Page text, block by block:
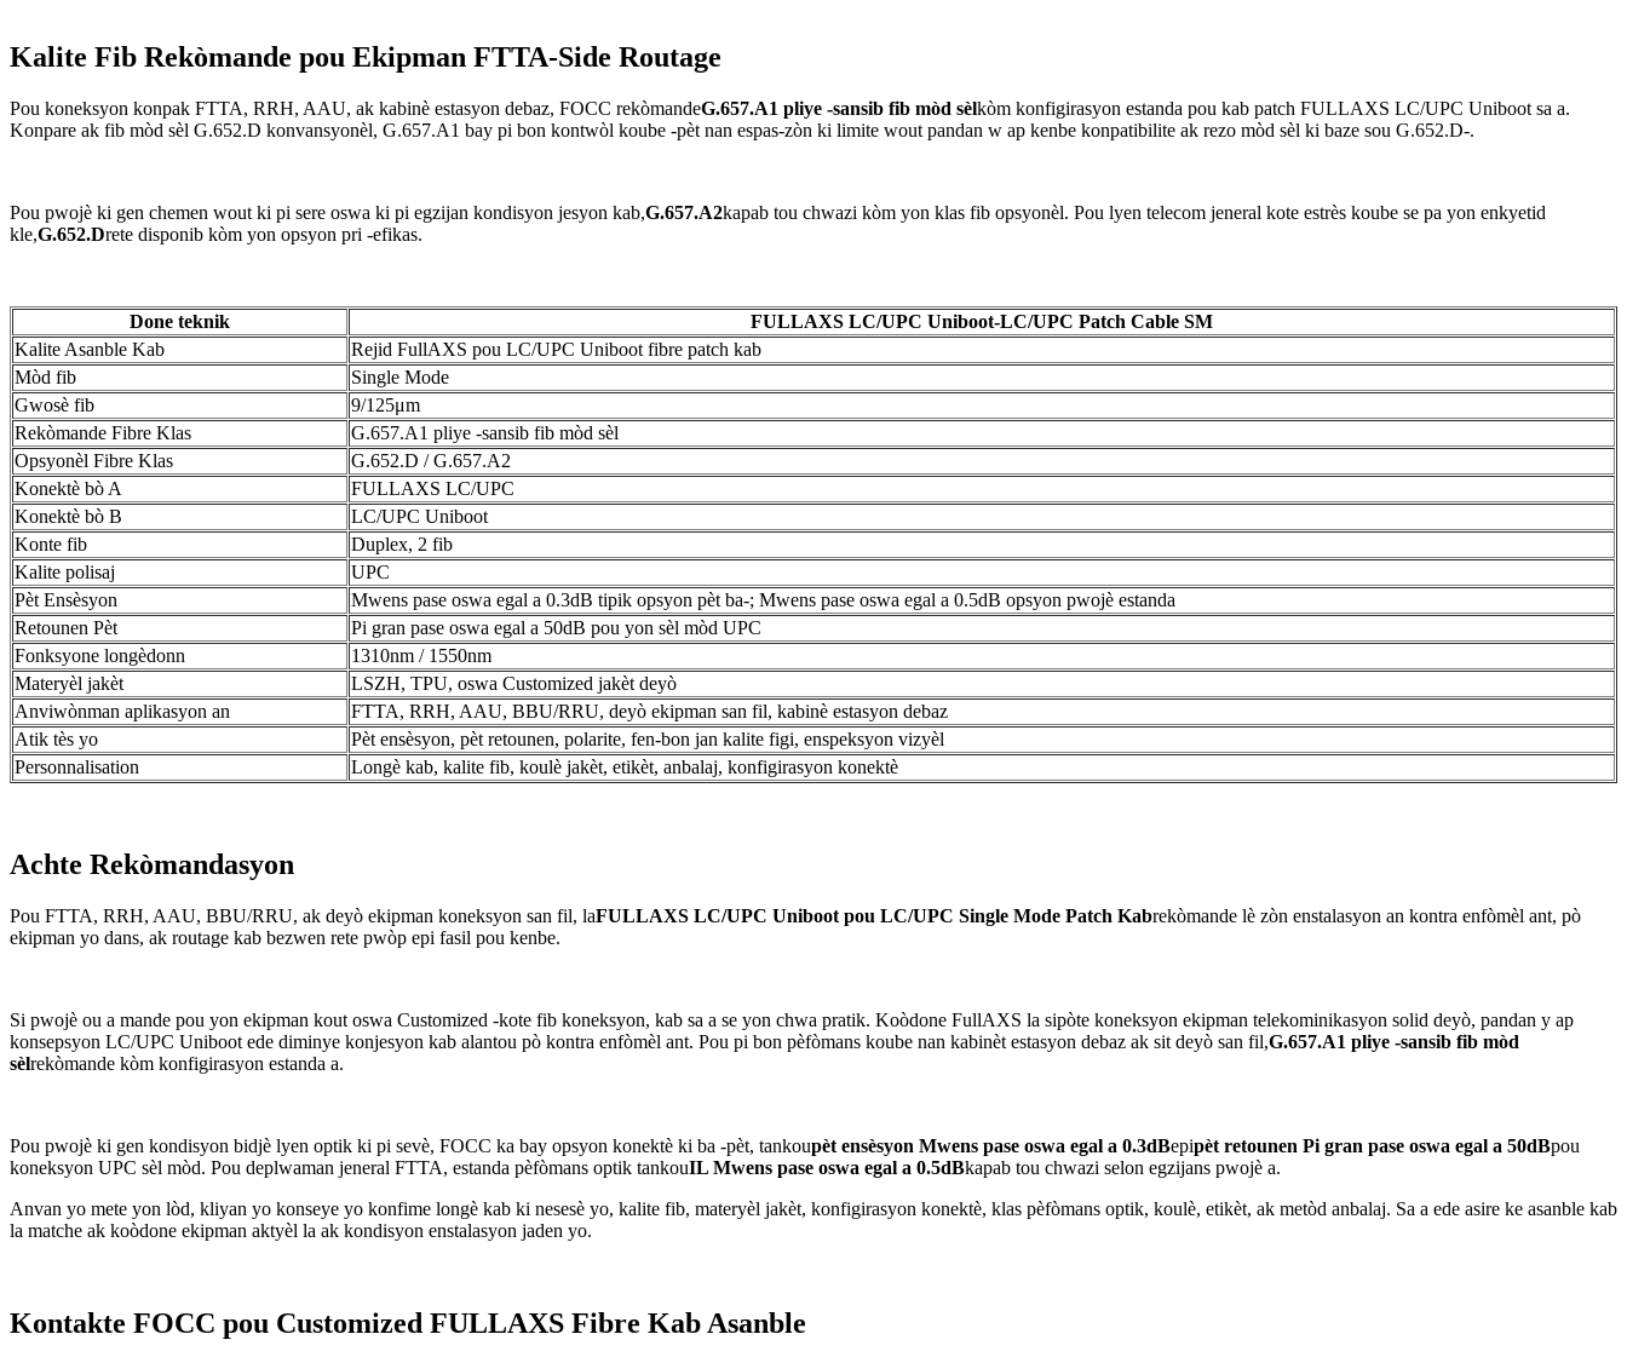
Kalite Fib Rekòmande pou Ekipman FTTA-Side Routage
Pou koneksyon konpak FTTA, RRH, AAU, ak kabinè estasyon debaz, FOCC rekòmandeG.657.A1 pliye -sansib fib mòd sèlkòm konfigirasyon estanda pou kab patch FULLAXS LC/UPC Uniboot sa a.
Konpare ak fib mòd sèl G.652.D konvansyonèl, G.657.A1 bay pi bon kontwòl koube -pèt nan espas-zòn ki limite wout pandan w ap kenbe konpatibilite ak rezo mòd sèl ki baze sou G.652.D-.
Pou pwojè ki gen chemen wout ki pi sere oswa ki pi egzijan kondisyon jesyon kab,G.657.A2kapab tou chwazi kòm yon klas fib opsyonèl. Pou lyen telecom jeneral kote estrès koube se pa yon enkyetid
kle,G.652.Drete disponib kòm yon opsyon pri -efikas.
Done teknik
FULLAXS LC/UPC Uniboot-LC/UPC Patch Cable SM
Kalite Asanble Kab
Rejid FullAXS pou LC/UPC Uniboot fibre patch kab
Mòd fib
Single Mode
Gwosè fib
9/125μm
Rekòmande Fibre Klas
G.657.A1 pliye -sansib fib mòd sèl
Opsyonèl Fibre Klas
G.652.D / G.657.A2
Konektè bò A
FULLAXS LC/UPC
Konektè bò B
LC/UPC Uniboot
Konte fib
Duplex, 2 fib
Kalite polisaj
UPC
Pèt Ensèsyon
Mwens pase oswa egal a 0.3dB tipik opsyon pèt ba-; Mwens pase oswa egal a 0.5dB opsyon pwojè estanda
Retounen Pèt
Pi gran pase oswa egal a 50dB pou yon sèl mòd UPC
Fonksyone longèdonn
1310nm / 1550nm
Materyèl jakèt
LSZH, TPU, oswa Customized jakèt deyò
Anviwònman aplikasyon an
FTTA, RRH, AAU, BBU/RRU, deyò ekipman san fil, kabinè estasyon debaz
Atik tès yo
Pèt ensèsyon, pèt retounen, polarite, fen-bon jan kalite figi, enspeksyon vizyèl
Personnalisation
Longè kab, kalite fib, koulè jakèt, etikèt, anbalaj, konfigirasyon konektè
Achte Rekòmandasyon
Pou FTTA, RRH, AAU, BBU/RRU, ak deyò ekipman koneksyon san fil, laFULLAXS LC/UPC Uniboot pou LC/UPC Single Mode Patch Kabrekòmande lè zòn enstalasyon an kontra enfòmèl ant, pò
ekipman yo dans, ak routage kab bezwen rete pwòp epi fasil pou kenbe.
Si pwojè ou a mande pou yon ekipman kout oswa Customized -kote fib koneksyon, kab sa a se yon chwa pratik. Koòdone FullAXS la sipòte koneksyon ekipman telekominikasyon solid deyò, pandan y ap
konsepsyon LC/UPC Uniboot ede diminye konjesyon kab alantou pò kontra enfòmèl ant. Pou pi bon pèfòmans koube nan kabinèt estasyon debaz ak sit deyò san fil,G.657.A1 pliye -sansib fib mòd
sèlrekòmande kòm konfigirasyon estanda a.
Pou pwojè ki gen kondisyon bidjè lyen optik ki pi sevè, FOCC ka bay opsyon konektè ki ba -pèt, tankoupèt ensèsyon Mwens pase oswa egal a 0.3dBepipèt retounen Pi gran pase oswa egal a 50dBpou
koneksyon UPC sèl mòd. Pou deplwaman jeneral FTTA, estanda pèfòmans optik tankouIL Mwens pase oswa egal a 0.5dBkapab tou chwazi selon egzijans pwojè a.
Anvan yo mete yon lòd, kliyan yo konseye yo konfime longè kab ki nesesè yo, kalite fib, materyèl jakèt, konfigirasyon konektè, klas pèfòmans optik, koulè, etikèt, ak metòd anbalaj. Sa a ede asire ke asanble kab
la matche ak koòdone ekipman aktyèl la ak kondisyon enstalasyon jaden yo.
Kontakte FOCC pou Customized FULLAXS Fibre Kab Asanble